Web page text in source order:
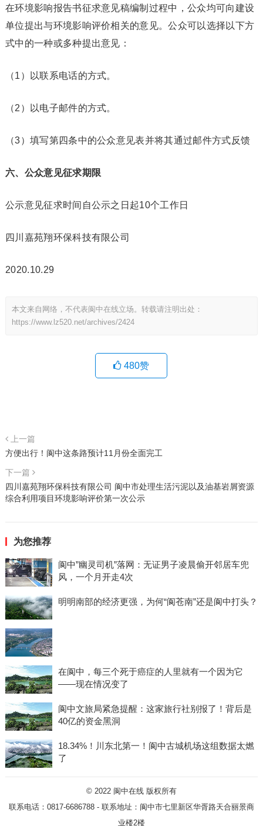
在环境影响报告书征求意见稿编制过程中，公众均可向建设
单位提出与环境影响评价相关的意见。公众可以选择以下方
式中的一种或多种提出意见：
（1）以联系电话的方式。
（2）以电子邮件的方式。
（3）填写第四条中的公众意见表并将其通过邮件方式反馈
六、公众意见征求期限
公示意见征求时间自公示之日起10个工作日
四川嘉苑翔环保科技有限公司
2020.10.29
本文来自网络，不代表阆中在线立场。转载请注明出处：
https://www.lz520.net/archives/2424
480赞
上一篇
方便出行！阆中这条路预计11月份全面完工
下一篇
四川嘉苑翔环保科技有限公司 阆中市处理生活污泥以及油基岩屑资源
综合利用项目环境影响评价第一次公示
为您推荐
阆中”幽灵司机”落网：无证男子凌晨偷开邻居车兜
风，一个月开走4次
明明南部的经济更强，为何“阆苍南”还是阆中打头？
在阆中，每三个死于癌症的人里就有一个因为它
——现在情况变了
阆中文旅局紧急提醒：这家旅行社别报了！背后是
40亿的资金黑洞
18.34%！川东北第一！阆中古城机场这组数据太燃
了
© 2022 阆中在线版权所有
联系电话：0817-6686788 - 联系地址：阆中市七里新区华胥路天合丽景商
业楼2楼